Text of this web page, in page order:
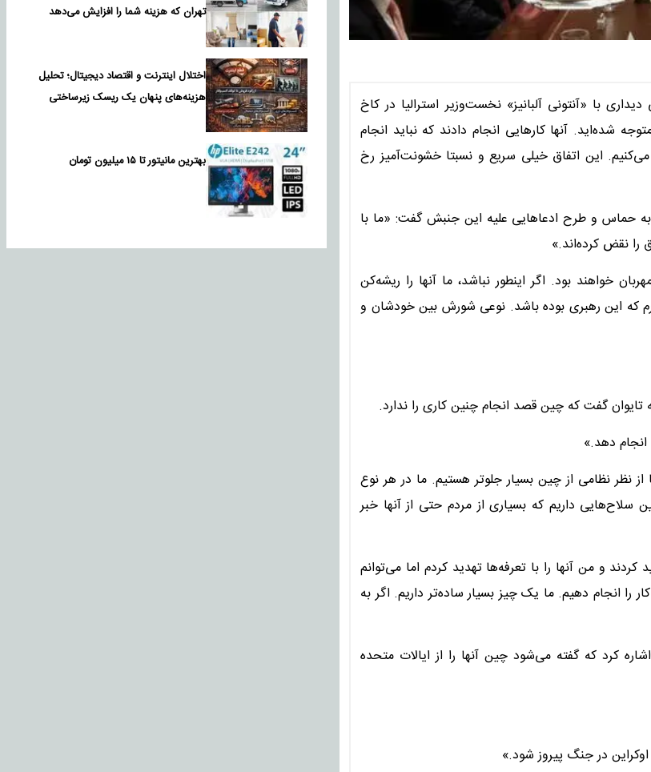
با «آنتونی آلبانیز» نخست‌وزیر استرالیا در کاخ
خشن است و احتمالا در ۱۰۰ سال گذشته متوجه شده‌اید. آنها کارهایی انجام دادند که نباید انجام
این اتفاق خیلی سریع و نسبتا خشونت‌آمیز رخ
حماس و طرح ادعاهایی علیه این جنبش گفت: «ما با
نقض کرده‌اند.»
خواهند بود. اگر اینطور نباشد، ما آنها را ریشه‌کن
که این رهبری بوده باشد. نوعی شورش بین خودشان و
تایوان گفت که چین قصد انجام چنین کاری را ندارد.
دهد.»
نظر نظامی از چین بسیار جلوتر هستیم. ما در هر نوع
داریم که بسیاری از مردم حتی از آنها خبر
و من آنها را با تعرفه‌ها تهدید کردم اما می‌توانم
را انجام دهیم. ما یک چیز بسیار ساده‌تر داریم. اگر به
کرد که گفته می‌شود چین آنها را از ایالات متحده
در جنگ پیروز شود.»
تهران که هزینه شما را افزایش می‌دهد
اختلال اینترنت و اقتصاد دیجیتال؛ تحلیل
هزینه‌های پنهان یک ریسک زیرساختی
بهترین مانیتور تا ۱۵ میلیون تومان